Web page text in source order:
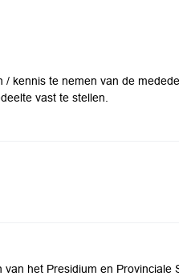
kennis te nemen van de
vast te stellen.
het Presidium en Provinciale